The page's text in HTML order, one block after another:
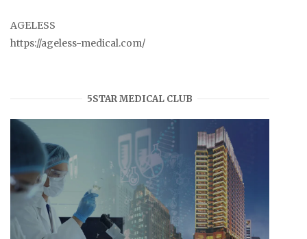
AGELESS
https://ageless-medical.com/
5STAR MEDICAL CLUB